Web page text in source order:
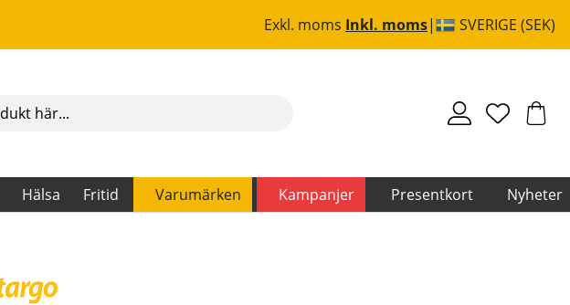
Exkl. moms Inkl. moms SVERIGE (SEK)
Hälsa Fritid Varumärken Kampanjer Presentkort Nyheter